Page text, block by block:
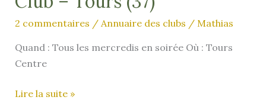
2 commentaires / Annuaire des clubs / Mathias
Quand : Tous les mercredis en soirée Où : Tours
Centre
TUC
Lire la suite »